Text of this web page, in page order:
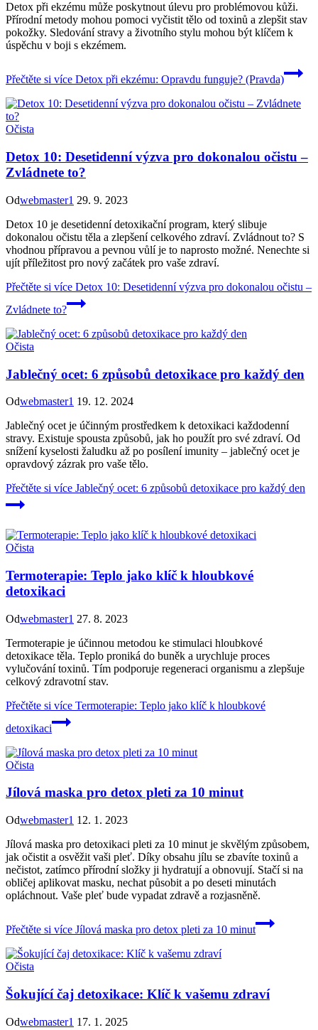
Detox při ekzému může poskytnout úlevu pro problémovou kůži.
Přírodní metody mohou pomoci vyčistit tělo od toxinů a zlepšit stav
pokožky. Sledování stravy a životního stylu mohou být klíčem k
úspěchu v boji s ekzémem.
Přečtěte si více Detox při ekzému: Opravdu funguje? (Pravda)
Očista
Detox 10: Desetidenní výzva pro dokonalou očistu –
Zvládnete to?
Odwebmaster1 29. 9. 2023
Detox 10 je desetidenní detoxikační program, který slibuje
dokonalou očistu těla a zlepšení celkového zdraví. Zvládnout to? S
vhodnou přípravou a pevnou vůlí je to naprosto možné. Nenechte si
ujít příležitost pro nový začátek pro vaše zdraví.
Přečtěte si více Detox 10: Desetidenní výzva pro dokonalou očistu –
Zvládnete to?
Očista
Jablečný ocet: 6 způsobů detoxikace pro každý den
Odwebmaster1 19. 12. 2024
Jablečný ocet je účinným prostředkem k detoxikaci každodenní
stravy. Existuje spousta způsobů, jak ho použít pro své zdraví. Od
snížení kyselosti žaludku až po posílení imunity – jablečný ocet je
opravdový zázrak pro vaše tělo.
Přečtěte si více Jablečný ocet: 6 způsobů detoxikace pro každý den
Očista
Termoterapie: Teplo jako klíč k hloubkové
detoxikaci
Odwebmaster1 27. 8. 2023
Termoterapie je účinnou metodou ke stimulaci hloubkové
detoxikace těla. Teplo proniká do buněk a urychluje proces
vylučování toxinů. Tím podporuje regeneraci organismu a zlepšuje
celkový zdravotní stav.
Přečtěte si více Termoterapie: Teplo jako klíč k hloubkové
detoxikaci
Očista
Jílová maska pro detox pleti za 10 minut
Odwebmaster1 12. 1. 2023
Jílová maska pro detoxikaci pleti za 10 minut je skvělým způsobem,
jak očistit a osvěžit vaši pleť. Díky obsahu jílu se zbavíte toxinů a
nečistot, zatímco přírodní složky ji hydratují a obnovují. Stačí si na
obličej aplikovat masku, nechat působit a po deseti minutách
opláchnout. Vaše pleť bude vypadat zdravě a rozjasněně.
Přečtěte si více Jílová maska pro detox pleti za 10 minut
Očista
Šokující čaj detoxikace: Klíč k vašemu zdraví
Odwebmaster1 17. 1. 2025